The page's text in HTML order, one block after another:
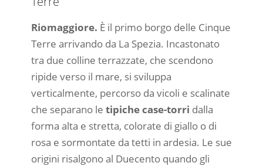
Riomaggiore. È il primo borgo delle Cinque
Terre arrivando da La Spezia. Incastonato
tra due colline terrazzate, che scendono
ripide verso il mare, si sviluppa
verticalmente, percorso da vicoli e scalinate
che separano le tipiche case-torri dalla
forma alta e stretta, colorate di giallo o di
rosa e sormontate da tetti in ardesia. Le sue
origini risalgono al Duecento quando gli